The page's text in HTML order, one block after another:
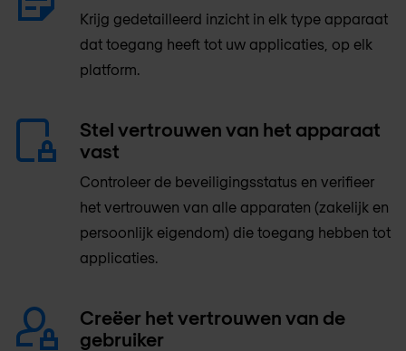
Krijg gedetailleerd inzicht in elk type apparaat
dat toegang heeft tot uw applicaties, op elk
platform.
Stel vertrouwen van het apparaat
vast
Controleer de beveiligingsstatus en verifieer
het vertrouwen van alle apparaten (zakelijk en
persoonlijk eigendom) die toegang hebben tot
applicaties.
Creëer het vertrouwen van de
gebruiker